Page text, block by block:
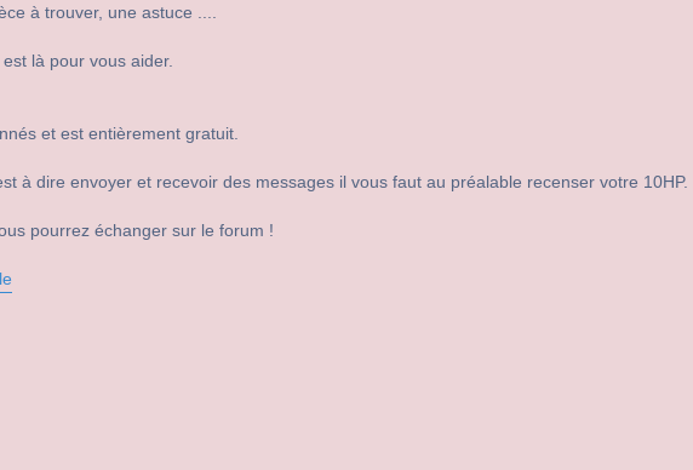
à trouver, une astuce ....
là pour vous aider.
et est entièrement gratuit.
à dire envoyer et recevoir des messages il vous faut au préalable recenser votre 10HP.
pourrez échanger sur le forum !